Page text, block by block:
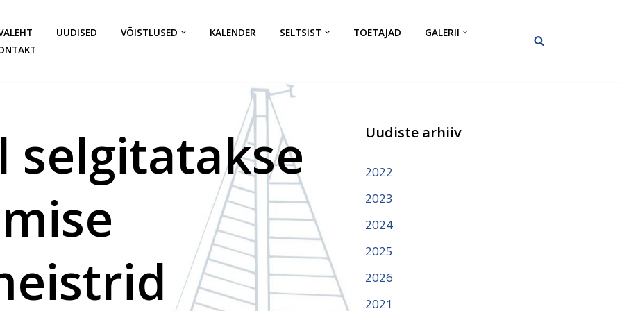
UUDISED VÕISTLUSED KALENDER SELTSIST TOETAJAD
GALERII
selgitatakse
Uudiste arhiiv
2022
2023
2024
2025
2026
2021